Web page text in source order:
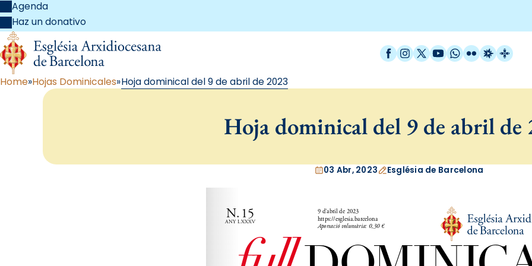
Agenda
Haz un donativo
Facebook
Instagram
X / Twitter
YouTube
WhatsApp
FlickrRadio
Home Hojas Dominicales Hoja dominical del 9 de abril de 2023
Hoja dominical del 9 de abril de
03 Abr, 2023 Església de Barcelona